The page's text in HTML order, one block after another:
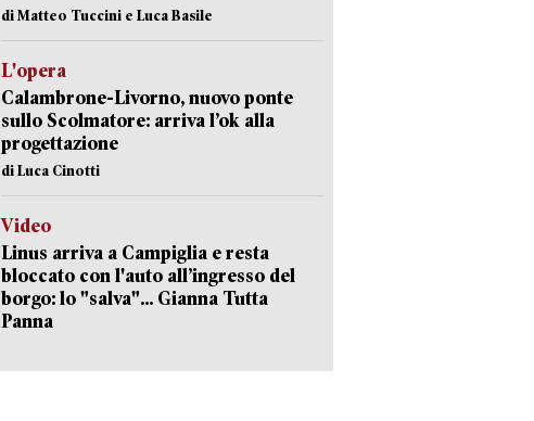
di Matteo Tuccini e Luca Basile
L'opera
Calambrone-Livorno, nuovo ponte
sullo Scolmatore: arriva l’ok alla
progettazione
di Luca Cinotti
Video
Linus arriva a Campiglia e resta
bloccato con l'auto all’ingresso del
borgo: lo "salva"... Gianna Tutta
Panna